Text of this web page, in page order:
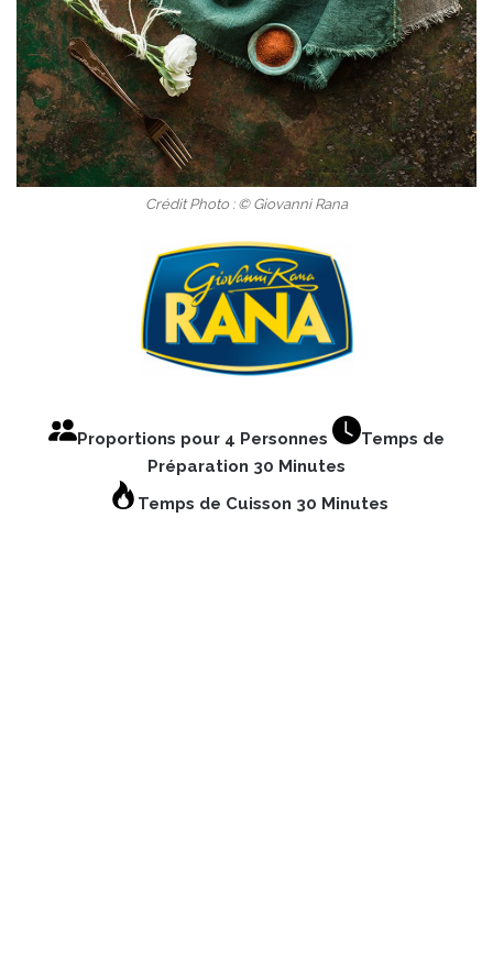
Crédit Photo : © Giovanni Rana
Proportions pour 4 Personnes
Temps de
Préparation 30 Minutes
Temps de Cuisson 30 Minutes